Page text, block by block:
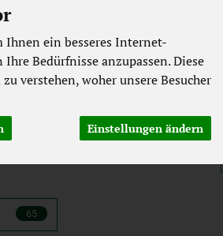
Ihnen ein besseres Internet-
Bedürfnisse anzupassen. Diese
verstehen, woher unsere Besucher
Einstellungen ändern
& Kosmetik Naturdrogerie Vegan
65